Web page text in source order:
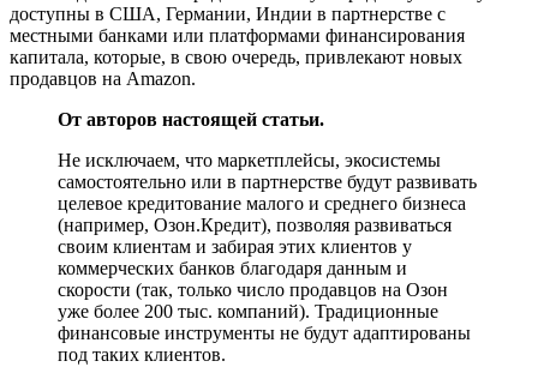
доступны в США, Германии, Индии в партнерстве с
местными банками или платформами финансирования
капитала, которые, в свою очередь, привлекают новых
продавцов на Amazon.
От авторов настоящей статьи.
Не исключаем, что маркетплейсы, экосистемы
самостоятельно или в партнерстве будут развивать
целевое кредитование малого и среднего бизнеса
(например, Озон.Кредит), позволяя развиваться
своим клиентам и забирая этих клиентов у
коммерческих банков благодаря данным и
скорости (так, только число продавцов на Озон
уже более 200 тыс. компаний). Традиционные
финансовые инструменты не будут адаптированы
под таких клиентов.